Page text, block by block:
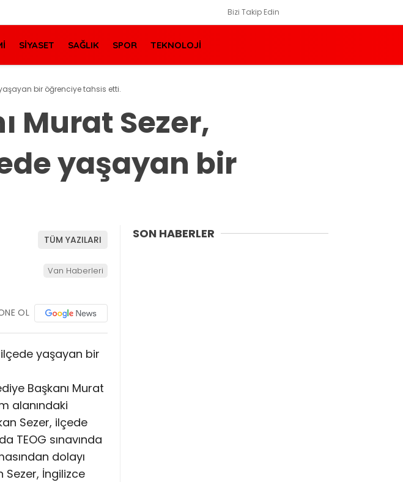
Bizi Takip Edin
SİYASET SAĞLIK SPOR TEKNOLOJİ
bir öğrenciye tahsis etti.
Murat Sezer,
yaşayan bir
TÜM YAZILARI
Van Haberleri
OL
ilçede yaşayan bir
Başkanı Murat
alanındaki
Sezer, ilçede
TEOG sınavında
dolayı
Sezer, İngilizce
SON HABERLER